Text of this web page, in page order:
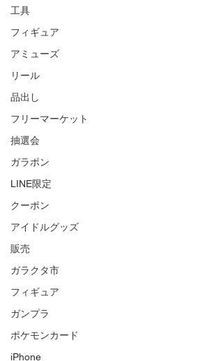
工具
フィギュア
アミューズ
リール
品出し
フリーマーケット
抽選会
ガラポン
LINE限定
クーポン
アイドルグッズ
販売
ガラクタ市
フィギュア
ガンプラ
ポケモンカード
iPhone